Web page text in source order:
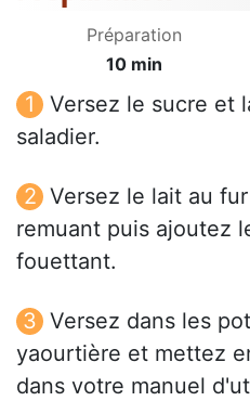
Préparation
10 min
Versez le sucre et
saladier.
Versez le lait au
remuant puis ajoutez
fouettant.
Versez dans les
yaourtière et mettez
dans votre manuel